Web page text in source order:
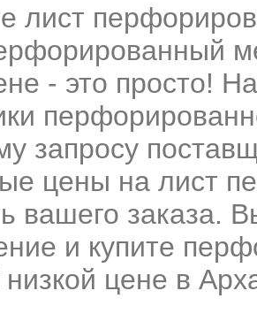
лист
- это просто!
запросу
цены на лист
вашего заказа.
и купите
цене в